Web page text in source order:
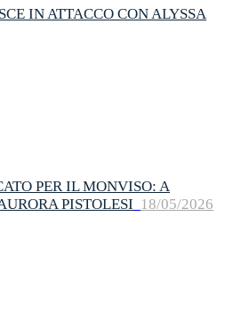
IN ATTACCO CON ALYSSA
PER IL MONVISO: A
PISTOLESI 18/05/2026